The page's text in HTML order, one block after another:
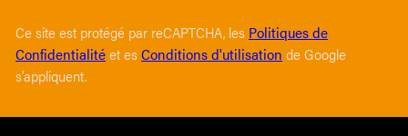
Ce site est protégé par reCAPTCHA, les Politiques de
Confidentialitéet esConditions d'utilisation de Google
s'appliquent.